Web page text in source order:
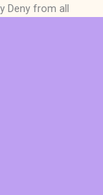
Deny from all